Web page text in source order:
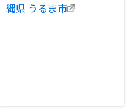
縄県 うるま市